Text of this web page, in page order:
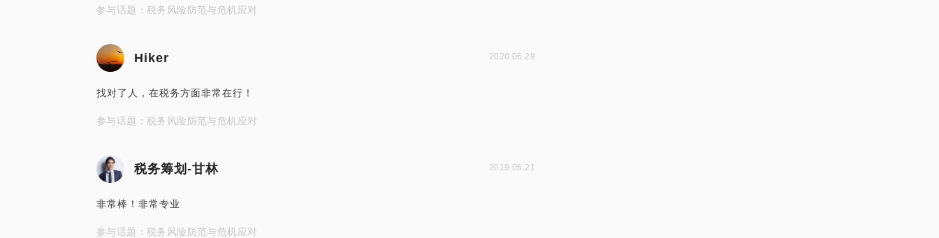
参与话题：税务风险防范与危机应对
Hiker 2020.06.28
找对了人，在税务方面非常在行！
参与话题：税务风险防范与危机应对
税务筹划-甘林 2019.06.21
非常棒！非常专业
参与话题：税务风险防范与危机应对